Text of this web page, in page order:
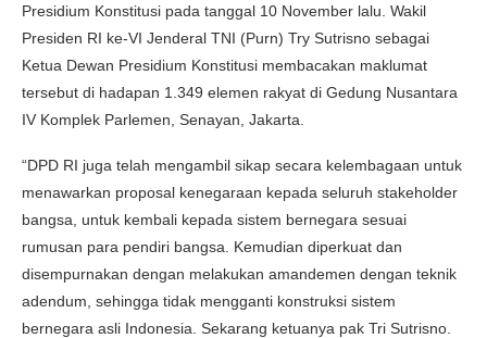
Presidium Konstitusi pada tanggal 10 November lalu. Wakil
Presiden RI ke-VI Jenderal TNI (Purn) Try Sutrisno sebagai
Ketua Dewan Presidium Konstitusi membacakan maklumat
tersebut di hadapan 1.349 elemen rakyat di Gedung Nusantara
IV Komplek Parlemen, Senayan, Jakarta.
“DPD RI juga telah mengambil sikap secara kelembagaan untuk
menawarkan proposal kenegaraan kepada seluruh stakeholder
bangsa, untuk kembali kepada sistem bernegara sesuai
rumusan para pendiri bangsa. Kemudian diperkuat dan
disempurnakan dengan melakukan amandemen dengan teknik
adendum, sehingga tidak mengganti konstruksi sistem
bernegara asli Indonesia. Sekarang ketuanya pak Tri Sutrisno.